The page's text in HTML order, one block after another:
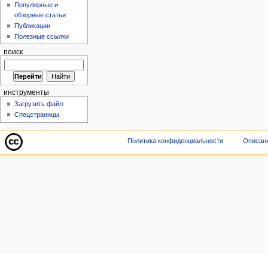
Популярные и
обзорные статьи
Публикации
Полезные ссылки
поиск
инструменты
Загрузить файл
Спецстраницы
Политика конфиденциальности